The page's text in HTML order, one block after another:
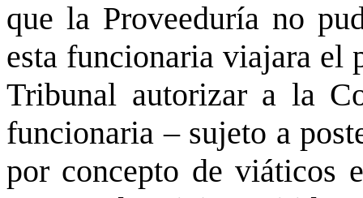
que la Proveeduría no
esta funcionaria viajara el
Tribunal autorizar a la
funcionaria – sujeto a
por concepto de viáticos